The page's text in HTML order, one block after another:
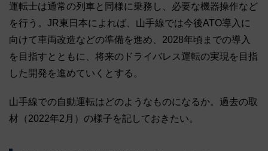
運転士は通常の列車と同様に乗務し、必要な機器操作など
を行う。JR東日本によれば、山手線では今後ATO導入に
向けて車両改造などの準備を進め、2028年頃までの導入
を目指すとともに、将来のドライバレス運転の実現を目指
した開発を進めていくとする。
山手線での自動運転はどのようなものになるか。過去の取
材（2022年2月）の様子を記しておきたい。